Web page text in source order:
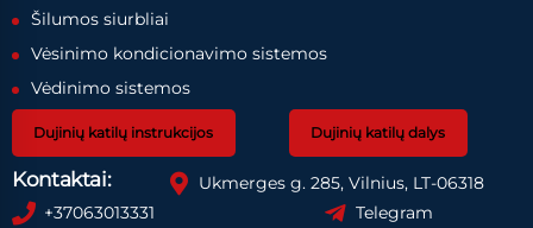
Šilumos siurbliai
Vėsinimo kondicionavimo sistemos
Vėdinimo sistemos
Dujinių katilų instrukcijos Dujinių katilų dalys
Kontaktai:
Ukmerges g. 285, Vilnius, LT-06318
+37063013331
Telegram